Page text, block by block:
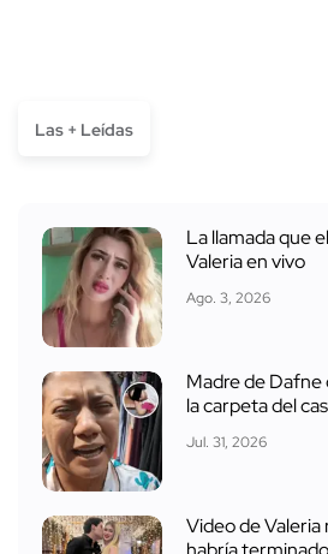
Las + Leídas
La llamada que
Valeria en vivo
Ago. 3, 2026
Madre de Dafne
la carpeta del
Jul. 31, 2026
Video de Valeria